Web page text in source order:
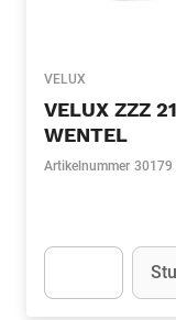
VELUX
VELUX ZZZ
WENTEL
Artikelnummer 30179